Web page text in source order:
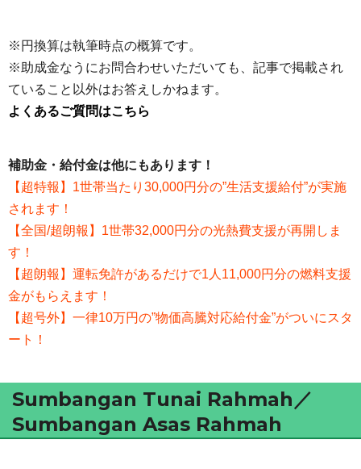
※円換算は執筆時点の概算です。
※助成金なうにお問合わせいただいても、記事で掲載され
ていること以外はお答えしかねます。
よくあるご質問はこちら
補助金・給付金は他にもあります！
【超特報】1世帯当たり30,000円分の”生活支援給付”が実施
されます！
【全国/超朗報】1世帯32,000円分の光熱費支援が再開しま
す！
【超朗報】運転免許があるだけで1人11,000円分の燃料支援
金がもらえます！
【超号外】一律10万円の”物価高騰対応給付金”がついにスタ
ート！
Sumbangan Tunai Rahmah／
Sumbangan Asas Rahmah